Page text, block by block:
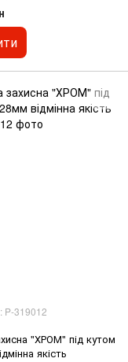
P-319012
"ХРОМ" під кутом
якість